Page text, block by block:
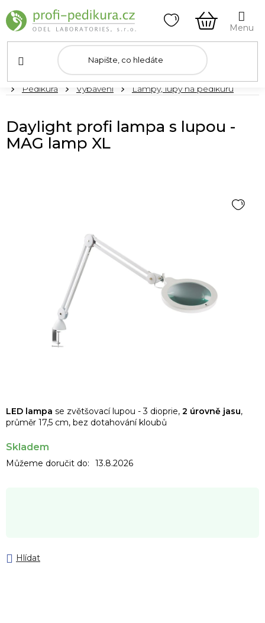
na
obsah
NÁKUPNÍ
KOŠÍK
DomůPedikúra Vybavení Lampy, lupy na pedikúru
LED lampa se zvětšovací lupou - 3 dioprie, 2 úrovně jasu,
průměr 17,5 cm, bez dotahování kloubů
Skladem
Můžeme doručit do: 13.8.2026
Hlídat
Daylight profi lampa s lupou -
MAG lamp XL